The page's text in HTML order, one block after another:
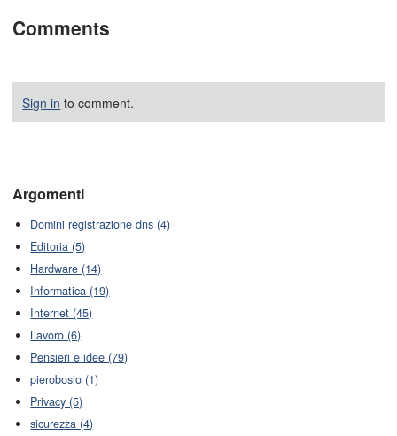
Comments
Sign in to comment.
Argomenti
Domini registrazione dns (4)
Editoria (5)
Hardware (14)
Informatica (19)
Internet (45)
Lavoro (6)
Pensieri e idee (79)
pierobosio (1)
Privacy (5)
sicurezza (4)